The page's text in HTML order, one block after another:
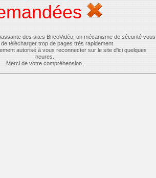
des sites BricoVidéo, un mécanisme de sécurité vous
télécharger trop de pages très rapidement
autorisé à vous reconnecter sur le site d'ici quelques
heures.
Merci de votre compréhension.